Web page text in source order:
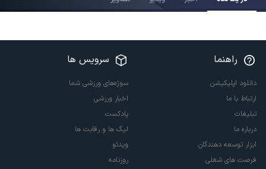
راهنما
دانلود اپلیکیشن
ارتباط با ما
تبلیغات
درباره ما
ابزار توسعه دهندگان
فرصت های شغلی
سرویس ها
سوژه‌های ورزشی شما
اخبار ورزشی
پادکست
لیگ ها و رقابت ها
ویدئو
روزنامه